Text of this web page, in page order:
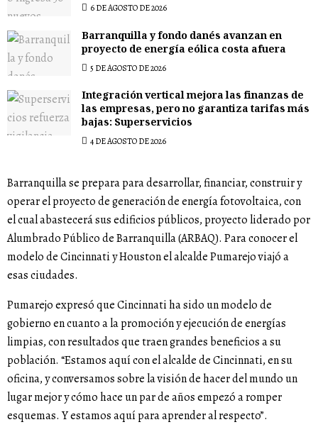
6 DE AGOSTO DE 2026
Barranquilla y fondo danés avanzan en
proyecto de energía eólica costa afuera
5 DE AGOSTO DE 2026
Integración vertical mejora las finanzas de
las empresas, pero no garantiza tarifas más
bajas: Superservicios
4 DE AGOSTO DE 2026
Barranquilla se prepara para desarrollar, financiar, construir y
operar el proyecto de generación de energía fotovoltaica, con
el cual abastecerá sus edificios públicos, proyecto liderado por
Alumbrado Público de Barranquilla (ARBAQ). Para conocer el
modelo de Cincinnati y Houston el alcalde Pumarejo viajó a
esas ciudades.
Pumarejo expresó que Cincinnati ha sido un modelo de
gobierno en cuanto a la promoción y ejecución de energías
limpias, con resultados que traen grandes beneficios a su
población. “Estamos aquí con el alcalde de Cincinnati, en su
oficina, y conversamos sobre la visión de hacer del mundo un
lugar mejor y cómo hace un par de años empezó a romper
esquemas. Y estamos aquí para aprender al respecto”.